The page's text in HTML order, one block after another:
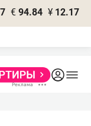
€ 94.84 ¥ 12.17